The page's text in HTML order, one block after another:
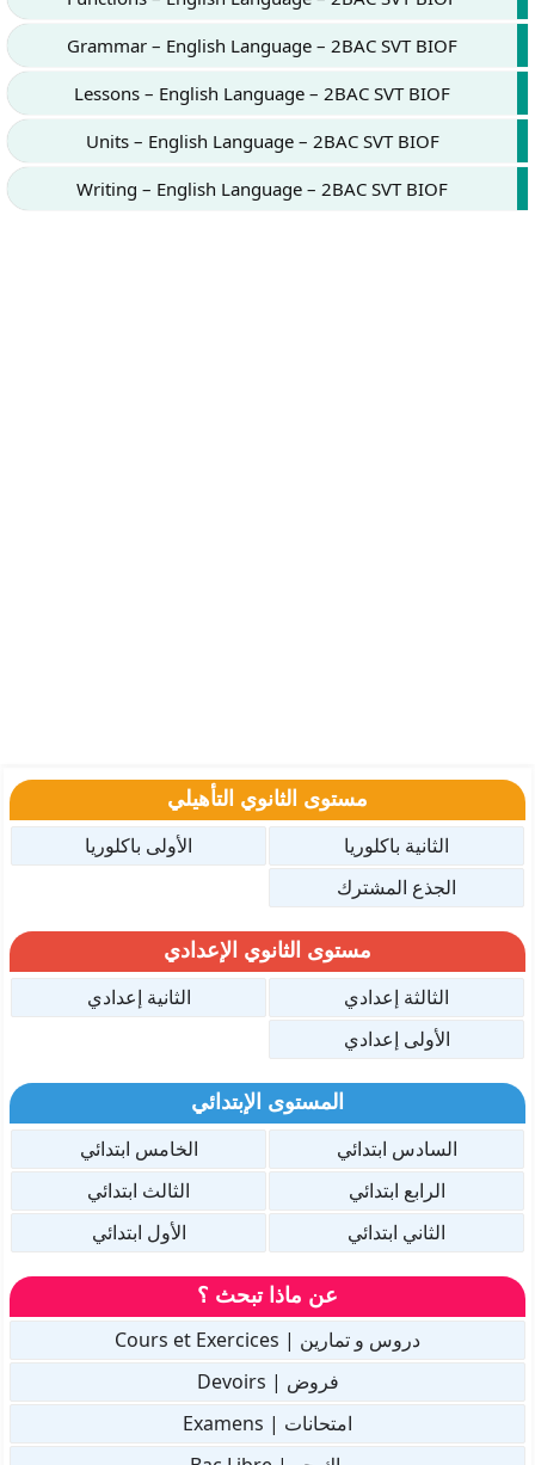
Grammar – English Language – 2BAC SVT BIOF
Lessons – English Language – 2BAC SVT BIOF
Units – English Language – 2BAC SVT BIOF
Writing – English Language – 2BAC SVT BIOF
مستوى الثانوي التأهيلي
الثانية باكلوريا
الأولى باكلوريا
الجذع المشترك
مستوى الثانوي الإعدادي
الثالثة إعدادي
الثانية إعدادي
الأولى إعدادي
المستوى الإبتدائي
السادس ابتدائي
الخامس ابتدائي
الرابع ابتدائي
الثالث ابتدائي
الثاني ابتدائي
الأول ابتدائي
عن ماذا تبحث ؟
دروس و تمارين | Cours et Exercices
فروض | Devoirs
امتحانات | Examens